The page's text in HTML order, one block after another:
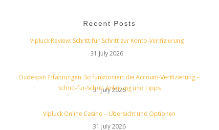
Recent Posts
Vipluck Review: Schritt‑für‑Schritt zur Konto‑Verifizierung
31 July 2026
Dudespin Erfahrungen: So funktioniert die Account‑Verifizierung –
Schritt‑für‑Schritt Anleitung und Tipps
31 July 2026
Vipluck Online Casino – Übersicht und Optionen
31 July 2026